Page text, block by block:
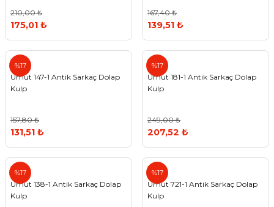
210,00 ₺
175,01 ₺
167,40 ₺
139,51 ₺
%17
Umut
Umut 147-1 Antik Sarkaç Dolap
Kulp
157,80 ₺
131,51 ₺
%17
Umut
Umut 181-1 Antik Sarkaç Dolap
Kulp
249,00 ₺
207,52 ₺
%17
Umut
Umut 138-1 Antik Sarkaç Dolap
Kulp
%17
Umut
Umut 721-1 Antik Sarkaç Dolap
Kulp